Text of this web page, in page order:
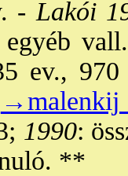
- Lakói
ev.,
→malenkij
1990:
**